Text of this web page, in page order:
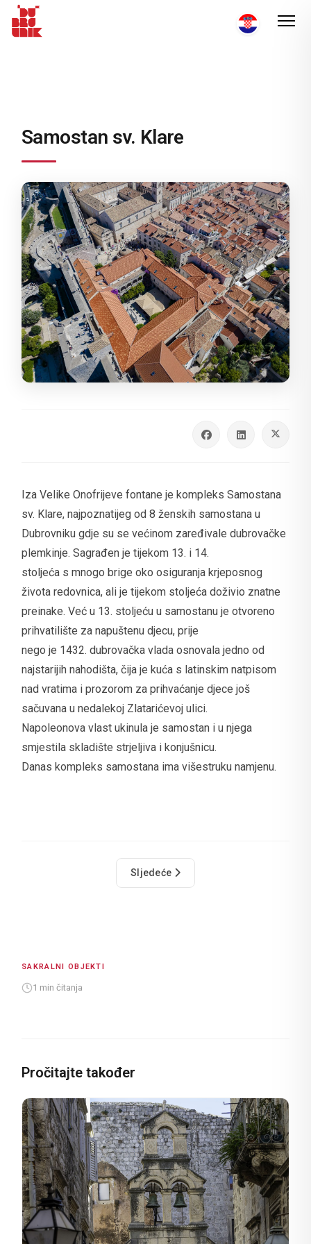
SAKRALNI OBJEKTI
Samostan sv. Klare
1 min čitanja
Iza Velike Onofrijeve fontane je kompleks Samostana
sv. Klare, najpoznatijeg od 8 ženskih samostana u
Dubrovniku gdje su se većinom zaređivale dubrovačke
plemkinje. Sagrađen je tijekom 13. i 14.
stoljeća s mnogo brige oko osiguranja krjeposnog
života redovnica, ali je tijekom stoljeća doživio znatne
preinake. Već u 13. stoljeću u samostanu je otvoreno
prihvatilište za napuštenu djecu, prije
nego je 1432. dubrovačka vlada osnovala jedno od
najstarijih nahodišta, čija je kuća s latinskim natpisom
nad vratima i prozorom za prihvaćanje djece još
sačuvana u nedalekoj Zlatarićevoj ulici.
Napoleonova vlast ukinula je samostan i u njega
smjestila skladište strjeljiva i konjušnicu.
Danas kompleks samostana ima višestruku namjenu.
Sljedeći članak: Crkva sv. Mihajla
Sljedeće
Pročitajte također